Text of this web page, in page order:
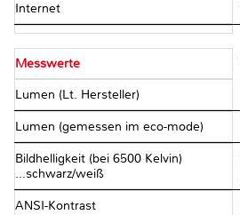
Internet
Messwerte
Lumen (Lt. Hersteller)
Lumen (gemessen im eco-mode)
Bildhelligkeit (bei 6500 Kelvin)
...schwarz/weiß
ANSI-Kontrast